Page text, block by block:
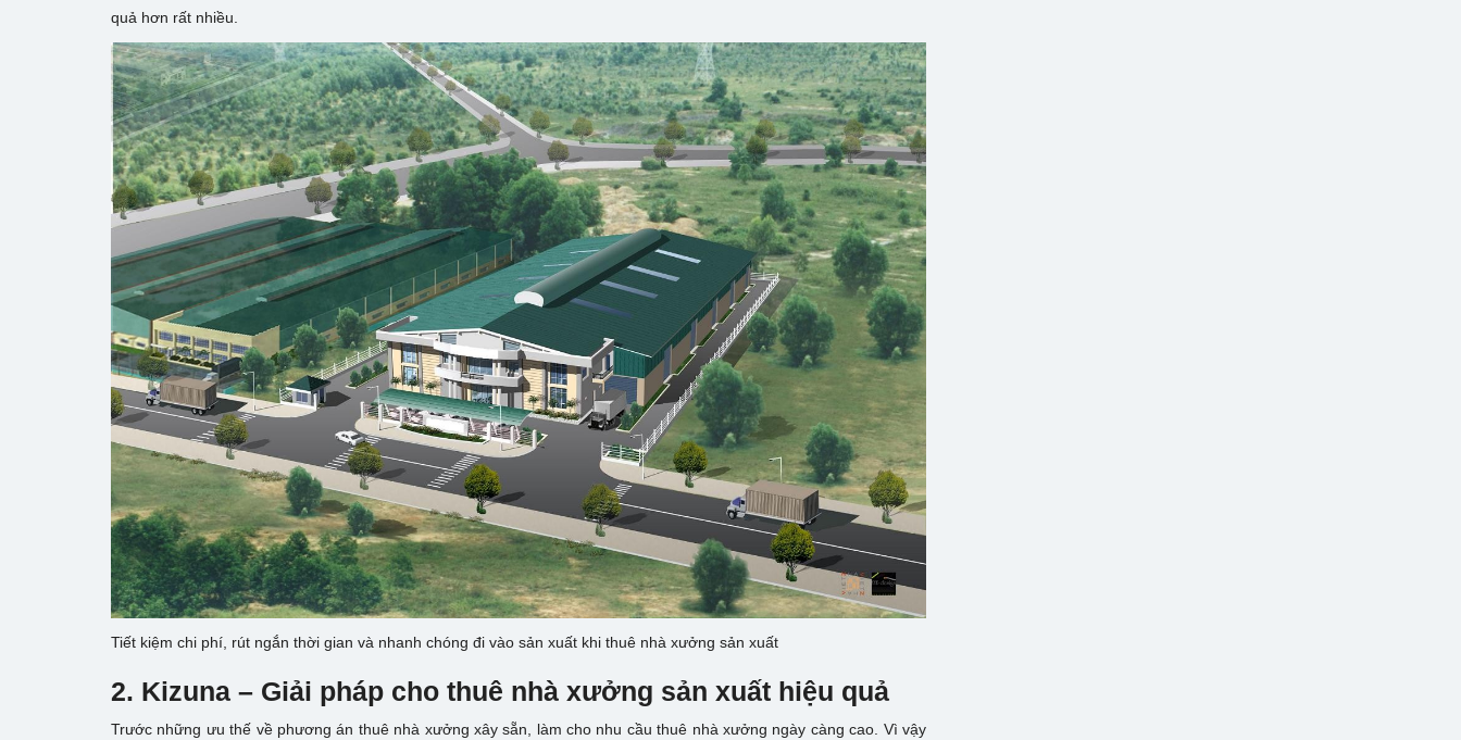
quả hơn rất nhiều.
Tiết kiệm chi phí, rút ngắn thời gian và nhanh chóng đi vào sản xuất khi thuê nhà xưởng sản xuất
2. Kizuna – Giải pháp cho thuê nhà xưởng sản xuất hiệu quả
Trước những ưu thế về phương án thuê nhà xưởng xây sẵn, làm cho nhu cầu thuê nhà xưởng ngày càng cao. Vì vậy